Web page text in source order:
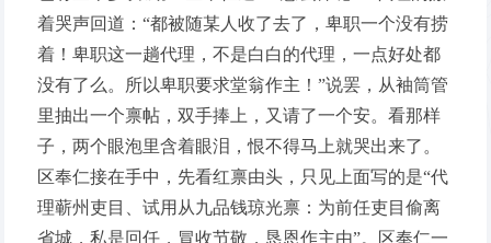
着哭声回道：“都被随某人收了去了，卑职一个没有捞
着！卑职这一趟代理，不是白白的代理，一点好处都
没有了么。所以卑职要求堂翁作主！”说罢，从袖筒管
里抽出一个禀帖，双手捧上，又请了一个安。看那样
子，两个眼泡里含着眼泪，恨不得马上就哭出来了。
区奉仁接在手中，先看红禀由头，只见上面写的是“代
理蕲州吏目、试用从九品钱琼光禀：为前任吏目偷离
省城，私是回任，冒收节敬，恳恩作主由”。区奉仁一